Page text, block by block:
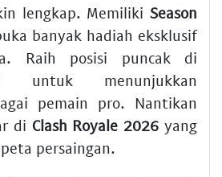
lengkap. Memiliki Season
banyak hadiah eksklusif
Raih posisi puncak di
untuk menunjukkan
pemain pro. Nantikan
di Clash Royale 2026 yang
persaingan.